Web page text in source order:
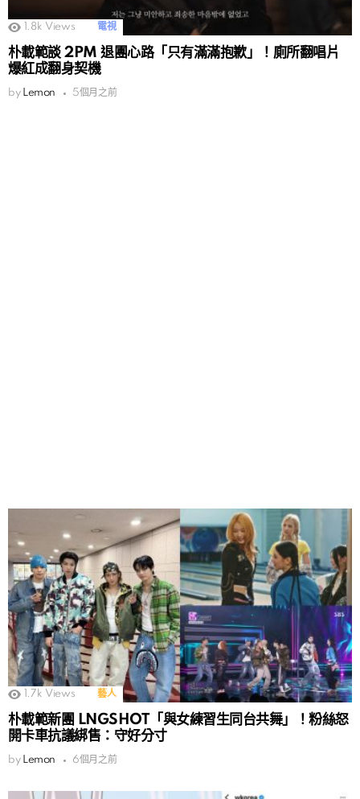
1.8k Views 電視
朴載範談 2PM 退團心路「只有滿滿抱歉」！廁所翻唱片
爆紅成翻身契機
by Lemon 5個月之前
1.7k Views 藝人
朴載範新團 LNGSHOT「與女練習生同台共舞」！粉絲怒
開卡車抗議綁售：守好分寸
by Lemon 6個月之前